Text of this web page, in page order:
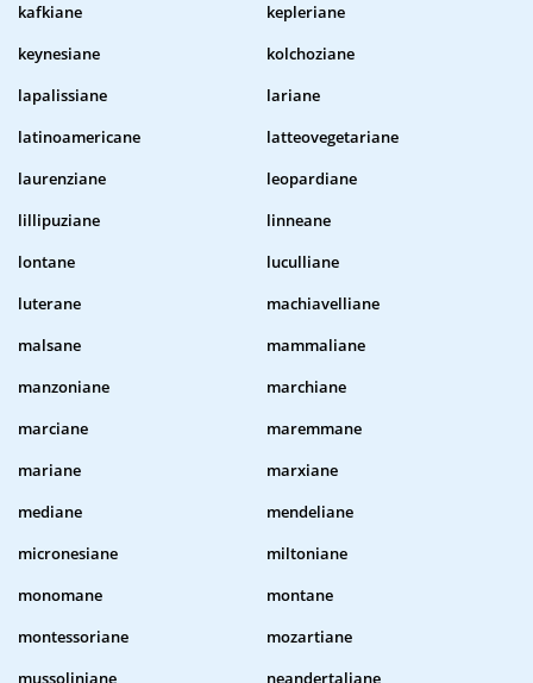
kafkiane
kepleriane
keynesiane
kolchoziane
lapalissiane
lariane
latinoamericane
latteovegetariane
laurenziane
leopardiane
lillipuziane
linneane
lontane
luculliane
luterane
machiavelliane
malsane
mammaliane
manzoniane
marchiane
marciane
maremmane
mariane
marxiane
mediane
mendeliane
micronesiane
miltoniane
monomane
montane
montessoriane
mozartiane
mussoliniane
neandertaliane